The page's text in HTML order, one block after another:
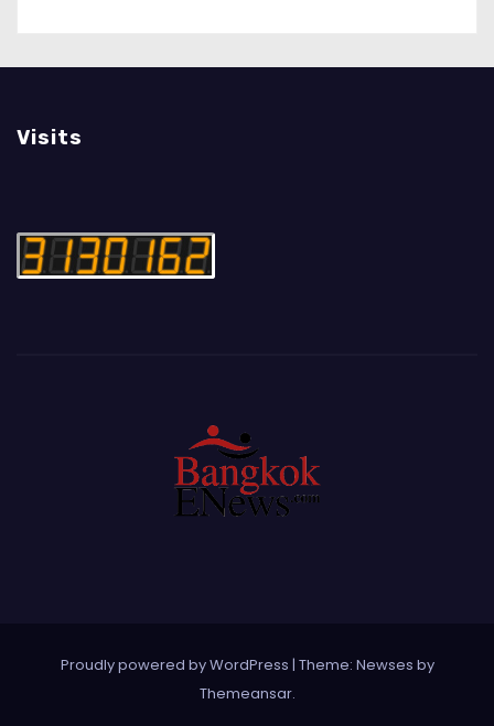
Visits
Proudly powered by WordPress | Theme: Newses by
Themeansar.